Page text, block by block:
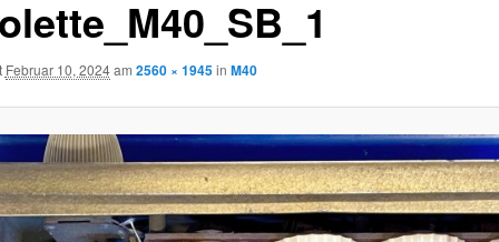
Februar 10, 2024am 2560 × 1945in M40